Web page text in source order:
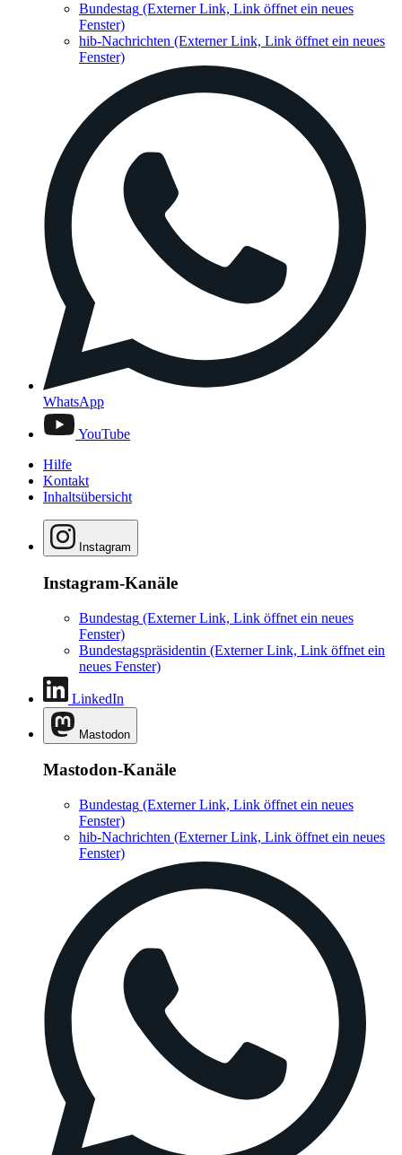
Bundestag (Externer Link, Link öffnet ein neues
Fenster)
hib-Nachrichten (Externer Link, Link öffnet ein neues
Fenster)
WhatsApp
YouTube
Hilfe
Kontakt
Inhaltsübersicht
Instagram
Instagram-Kanäle
Bundestag (Externer Link, Link öffnet ein neues
Fenster)
Bundestagspräsidentin (Externer Link, Link öffnet ein
neues Fenster)
LinkedIn
Mastodon
Mastodon-Kanäle
Bundestag (Externer Link, Link öffnet ein neues
Fenster)
hib-Nachrichten (Externer Link, Link öffnet ein neues
Fenster)